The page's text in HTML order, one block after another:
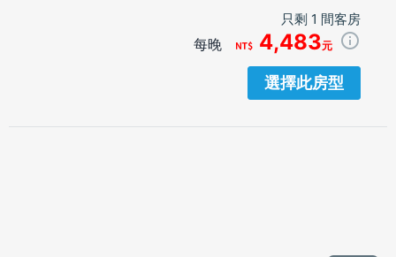
只剩 1 間客房
每晚 4,483元
選擇此房型